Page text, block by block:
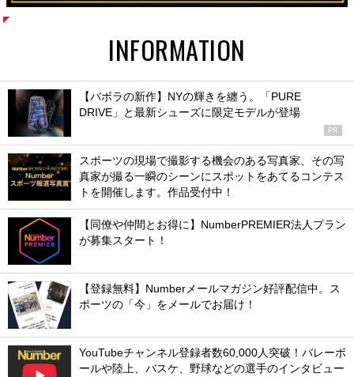
INFORMATION
【バボラの新作】NYの輝きを纏う。「PURE
DRIVE」と最新シューズに限定モデルが登場
PR
スポーツの現場で撮影する機会のある写真家、その写
真家が撮る一瞬のシーンにスポットをあてるコンテス
トを開催します。作品受付中！
【同僚や仲間とお得に】NumberPREMIER法人プラン
が募集スタート！
【登録無料】Numberメールマガジン好評配信中。ス
ポーツの「今」をメールでお届け！
YouTubeチャンネル登録者数60,000人突破！バレーボ
ールや陸上、バスケ、野球などの選手のインタビュー